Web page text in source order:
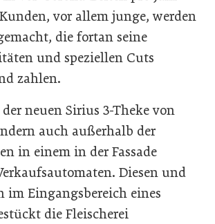
vor allem junge, werden
die fortan seine
und speziellen Cuts
zahlen.
neuen Sirius 3-Theke von
auch außerhalb der
in einem in der Fassade
Diesen und
im Eingangsbereich eines
die Fleischerei